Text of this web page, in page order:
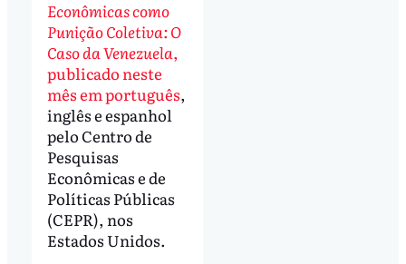
Econômicas como
Punição Coletiva: O
Caso da Venezuela,
publicado neste
mês em português,
inglês e espanhol
pelo Centro de
Pesquisas
Econômicas e de
Políticas Públicas
(CEPR), nos
Estados Unidos.